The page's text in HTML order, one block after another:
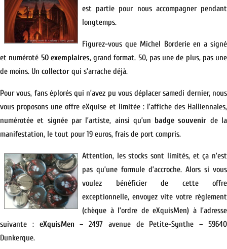
est partie pour nous accompagner pendant
longtemps.
Figurez-vous que Michel Borderie en a signé
et numéroté 50 exemplaires, grand format. 50, pas une de plus, pas une
de moins. Un collector qui s’arrache déjà.
Pour vous, fans éplorés qui n’avez pu vous déplacer samedi dernier, nous
vous proposons une offre eXquise et limitée : l’affiche des Halliennales,
numérotée et signée par l’artiste, ainsi qu’un badge souvenir de la
manifestation, le tout pour 19 euros, frais de port compris.
Attention, les stocks sont limités, et ça n’est
pas qu’une formule d’accroche. Alors si vous
voulez bénéficier de cette offre
exceptionnelle, envoyez vite votre règlement
(chèque à l’ordre de eXquisMen) à l’adresse
suivante : eXquisMen – 2497 avenue de Petite-Synthe – 59640
Dunkerque.